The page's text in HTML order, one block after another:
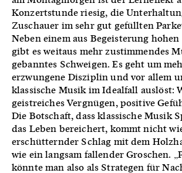
Konzertstunde riesig, die
Zuschauer im sehr gut gefüllten
Neben einem aus Begeisterung hohen
gibt es weitaus mehr zustimmendes
gebanntes Schweigen. Es geht um
erzwungene Disziplin und vor allem
klassische Musik im Idealfall auslöst:
geistreiches Vergnügen, positive
Die Botschaft, dass klassische Musik
das Leben bereichert, kommt nicht
erschütternder Schlag mit dem
wie ein langsam fallender Groschen.
könnte man also als Strategen für